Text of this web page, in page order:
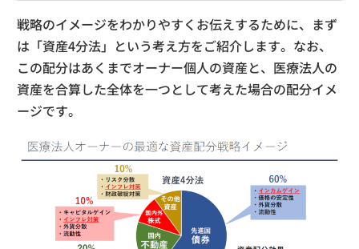
戦略のイメージをわかりやすくお伝えするために、まず
は「資産4分法」という考え方をご紹介します。なお、
この配分はあくまでオーナー個人の資産と、医療法人の
資産を合算した全体を一つとして考えた場合の配分イメ
ージです。